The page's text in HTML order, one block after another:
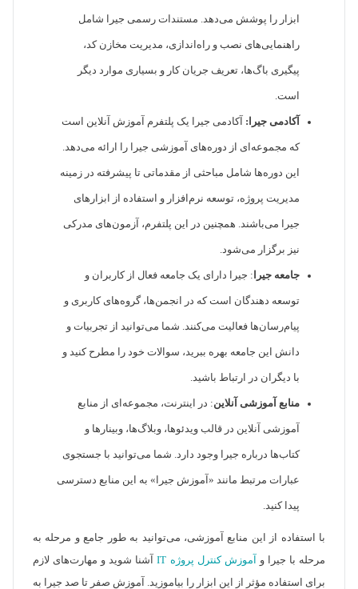
ابزار را پوشش می‌دهد. مستندات رسمی جیرا شامل
راهنمایی‌های نصب و راه‌اندازی، مدیریت مخازن کد،
پیگیری باگ‌ها، تعریف جریان کار و بسیاری موارد دیگر
است.
آکادمی جیرا: آکادمی جیرا یک پلتفرم آموزش آنلاین است
که مجموعه‌ای از دوره‌های آموزشی جیرا را ارائه می‌دهد.
این دوره‌ها شامل مباحثی از مقدماتی تا پیشرفته در زمینه
مدیریت پروژه، توسعه نرم‌افزار و استفاده از ابزارهای
جیرا می‌باشند. همچنین در این پلتفرم، آزمون‌های مدرکی
نیز برگزار می‌شود.
جامعه جیرا : جیرا دارای یک جامعه فعال از کاربران و
توسعه دهندگان است که در انجمن‌ها، گروه‌های کاربری و
پیام‌رسان‌ها فعالیت می‌کنند. شما می‌توانید از تجربیات و
دانش این جامعه بهره ببرید، سوالات خود را مطرح کنید و
با دیگران در ارتباط باشید.
منابع آموزشی آنلاین: در اینترنت، مجموعه‌ای از منابع
آموزشی آنلاین در قالب ویدئوها، وبلاگ‌ها، وبینارها و
کتاب‌ها درباره جیرا وجود دارد. شما می‌توانید با جستجوی
عبارات مرتبط مانند «آموزش جیرا» به این منابع دسترسی
پیدا کنید.
با استفاده از این منابع آموزشی، می‌توانید به طور جامع و مرحله به
مرحله با جیرا و
آموزش کنترل پروژه IT
آشنا شوید و مهارت‌های لازم
برای استفاده مؤثر از این ابزار را بیاموزید. آموزش صفر تا صد جیرا به